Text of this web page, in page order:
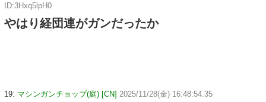
ID:3Hxq5lpH0
やはり経団連がガンだったか
19: マシンガンチョップ(庭) [CN] 2025/11/28(金) 16:48:54.35